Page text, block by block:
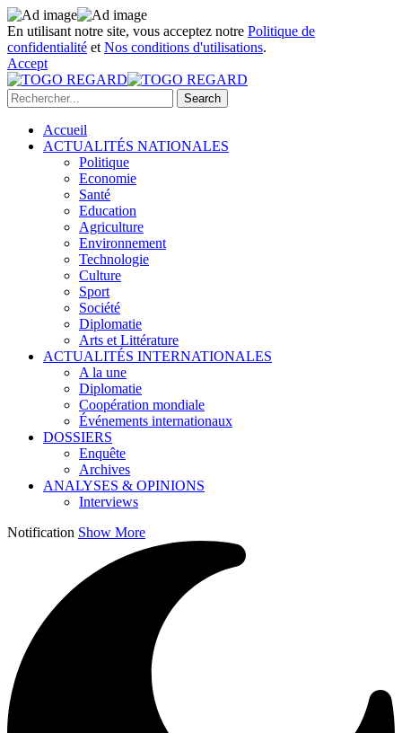
En utilisant notre site, vous acceptez notre Politique de
confidentialité et Nos conditions d'utilisations.
Accept
Accueil
ACTUALITÉS NATIONALES
Politique
Economie
Santé
Education
Agriculture
Environnement
Technologie
Culture
Sport
Société
Diplomatie
Arts et Littérature
ACTUALITÉS INTERNATIONALES
A la une
Diplomatie
Coopération mondiale
Événements internationaux
DOSSIERS
Enquête
Archives
ANALYSES & OPINIONS
Interviews
Notification Show More